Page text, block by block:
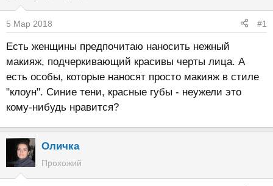
е
м
ы
ч
а
л
а
5 Мар 2018 #1
Есть женщины предпочитаю наносить нежный
макияж, подчеркивающий красивы черты лица. А
есть особы, которые наносят просто макияж в стиле
"клоун". Синие тени, красные губы - неужели это
кому-нибудь нравится?
Оличка
Прохожий